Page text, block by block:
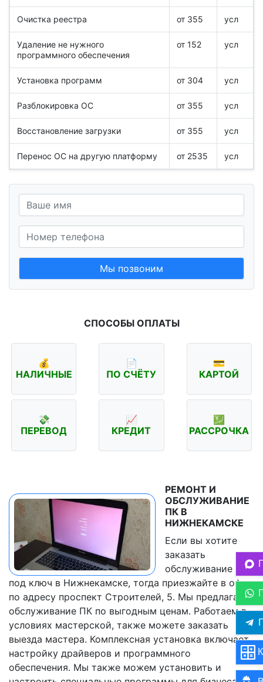
Очистка реестра от 355 усл
Удаление не нужного
программного обеспечения
от 152 усл
Установка программ от 304 усл
Разблокировка ОС от 355 усл
Восстановление загрузки от 355 усл
Перенос ОС на другую платформу от 2535 усл
Мы позвоним
СПОСОБЫ ОПЛАТЫ
💰
НАЛИЧНЫЕ
📄
ПО СЧЁТУ
💳
КАРТОЙ
💸
ПЕРЕВОД
📈
КРЕДИТ
💹
РАССРОЧКА
РЕМОНТ И
ОБСЛУЖИВАНИЕ
ПК В
НИЖНЕКАМСКЕ
Если вы хотите
заказать
обслуживание ПК
под ключ в Нижнекамске, тогда приезжайте в офис
по адресу проспект Строителей, 5. Мы предлагаем
обслуживание ПК по выгодным ценам. Работаем в
условиях мастерской, также можете заказать
выезда мастера. Комплексная установка включает
настройку драйверов и программного
обеспечения. Мы также можем установить и